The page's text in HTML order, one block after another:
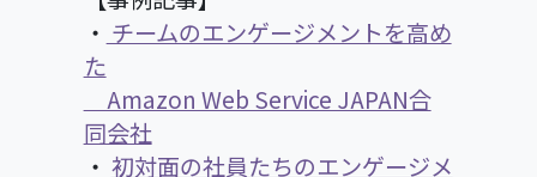
・ チームのエンゲージメントを高め
た
Amazon Web Service JAPAN合
同会社
・ 初対面の社員たちのエンゲージメ